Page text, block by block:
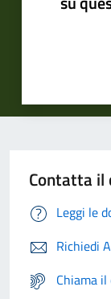
Contatta il
Leggi le
Richiedi
Chiama